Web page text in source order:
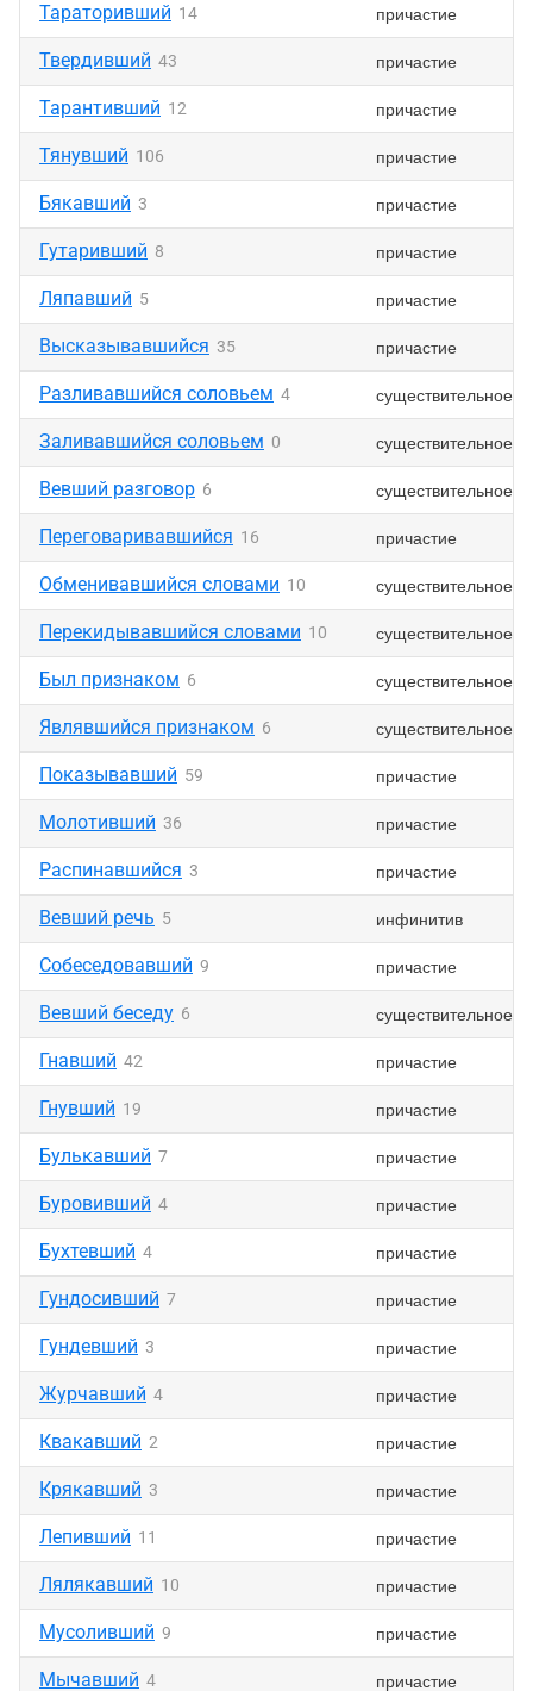
Тараторивший 14 причастие
Твердивший 43 причастие
Тарантивший 12 причастие
Тянувший 106 причастие
Бякавший 3 причастие
Гутаривший 8 причастие
Ляпавший 5 причастие
Высказывавшийся 35 причастие
Разливавшийся соловьем 4 существительное
Заливавшийся соловьем 0 существительное
Вевший разговор 6 существительное
Переговаривавшийся 16 причастие
Обменивавшийся словами 10 существительное
Перекидывавшийся словами 10 существительное
Был признаком 6 существительное
Являвшийся признаком 6 существительное
Показывавший 59 причастие
Молотивший 36 причастие
Распинавшийся 3 причастие
Вевший речь 5 инфинитив
Собеседовавший 9 причастие
Вевший беседу 6 существительное
Гнавший 42 причастие
Гнувший 19 причастие
Булькавший 7 причастие
Буровивший 4 причастие
Бухтевший 4 причастие
Гундосивший 7 причастие
Гундевший 3 причастие
Журчавший 4 причастие
Квакавший 2 причастие
Крякавший 3 причастие
Лепивший 11 причастие
Лялякавший 10 причастие
Мусоливший 9 причастие
Мычавший 4 причастие